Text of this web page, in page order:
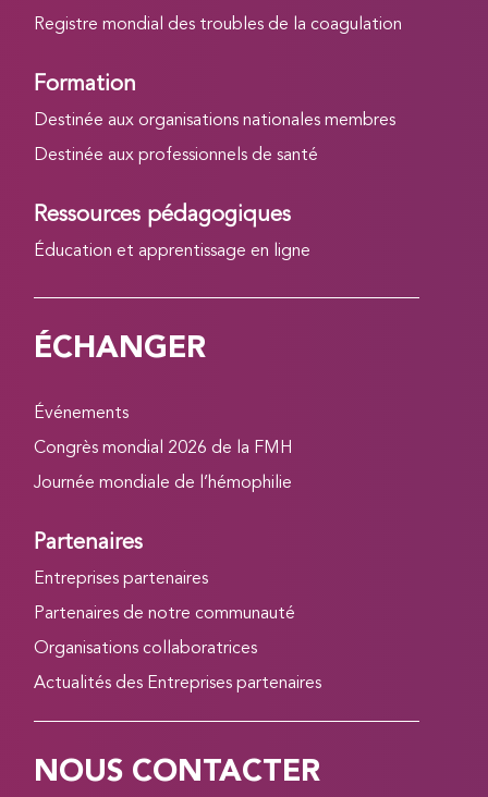
Registre mondial des troubles de la coagulation
Formation
Destinée aux organisations nationales membres
Destinée aux professionnels de santé
Ressources pédagogiques
Éducation et apprentissage en ligne
ÉCHANGER
Événements
Congrès mondial 2026 de la FMH
Journée mondiale de l’hémophilie
Partenaires
Entreprises partenaires
Partenaires de notre communauté
Organisations collaboratrices
Actualités des Entreprises partenaires
NOUS CONTACTER